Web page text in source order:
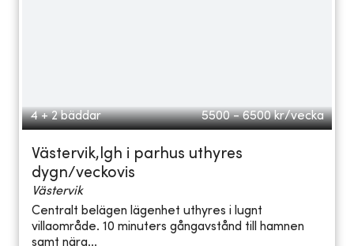
4 + 2 bäddar 5500 - 6500 kr/vecka
Västervik,lgh i parhus uthyres
dygn/veckovis
Västervik
Centralt belägen lägenhet uthyres i lugnt
villaområde. 10 minuters gångavstånd till hamnen
samt nära...